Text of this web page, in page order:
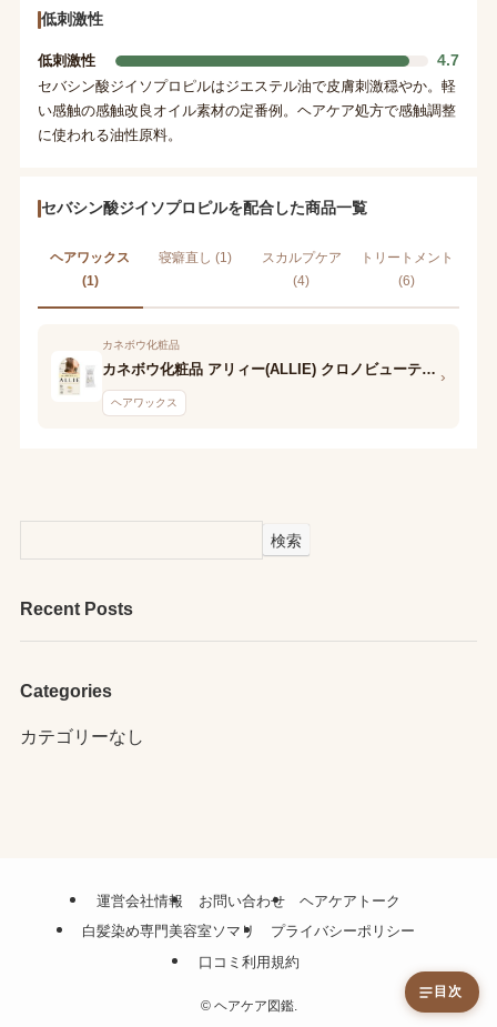
低刺激性
低刺激性 4.7
セバシン酸ジイソプロピルはジエステル油で皮膚刺激穏やか。軽
い感触の感触改良オイル素材の定番例。ヘアケア処方で感触調整
に使われる油性原料。
セバシン酸ジイソプロピルを配合した商品一覧
ヘアワックス
(1)
寝癖直し (1)
スカルプケア
(4)
トリートメント
(6)
カネボウ化粧品
カネボウ化粧品 アリィー(ALLIE) クロノビューティ UV ヘアカラーラスティング&スタイリング バーム
ヘアワックス
›
検索
Recent Posts
Categories
カテゴリーなし
運営会社情報 お問い合わせ
ヘアケアトーク
白髪染め専門美容室ソマリ
プライバシーポリシー
口コミ利用規約
©ヘアケア図鑑.
目次